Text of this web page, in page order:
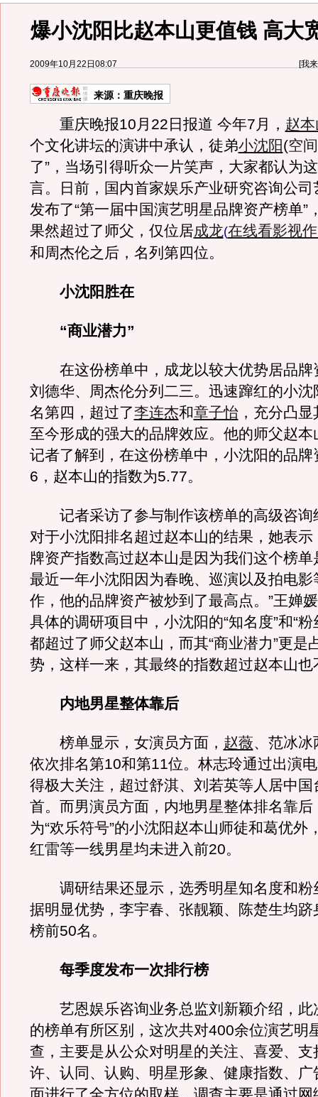
爆小沈阳比赵本山更值钱 高大
2009年10月22日08:07 [我
来源： 重庆晚报
重庆晚报10月22日报道 今年7月， 赵
个文化讲坛的演讲中承认，徒弟小沈阳(空间
了”，当场引得听众一片笑声，大家都认为
言。日前，国内首家娱乐产业研究咨询公司
发布了“第一届中国演艺明星品牌资产榜单”
果然超过了师父，仅位居成龙(在线看影视
和周杰伦之后，名列第四位。
小沈阳胜在
“商业潜力”
在这份榜单中，成龙以较大优势居品牌
刘德华、周杰伦分列二三。迅速蹿红的小沈
名第四，超过了李连杰和章子怡，充分凸显
至今形成的强大的品牌效应。他的师父赵本
记者了解到，在这份榜单中，小沈阳的品牌
6，赵本山的指数为5.77。
记者采访了参与制作该榜单的高级咨询
对于小沈阳排名超过赵本山的结果，她表示
牌资产指数高过赵本山是因为我们这个榜单
最近一年小沈阳因为春晚、巡演以及拍电影
作，他的品牌资产被炒到了最高点。”王婵
具体的调研项目中，小沈阳的“知名度”和“粉
都超过了师父赵本山，而其“商业潜力”更是
势，这样一来，其最终的指数超过赵本山也
内地男星整体靠后
榜单显示，女演员方面， 赵薇、范冰冰
依次排名第10和第11位。林志玲通过出演
得极大关注，超过舒淇、刘若英等人居中国
首。而男演员方面，内地男星整体排名靠后
为“欢乐符号”的小沈阳赵本山师徒和葛优外
红雷等一线男星均未进入前20。
调研结果还显示，选秀明星知名度和粉
据明显优势，李宇春、张靓颖、陈楚生均跻
榜前50名。
每季度发布一次排行榜
艺恩娱乐咨询业务总监刘新颖介绍，此
的榜单有所区别，这次共对400余位演艺明
查，主要是从公众对明星的关注、喜爱、支
许、认同、认购、明星形象、健康指数、广